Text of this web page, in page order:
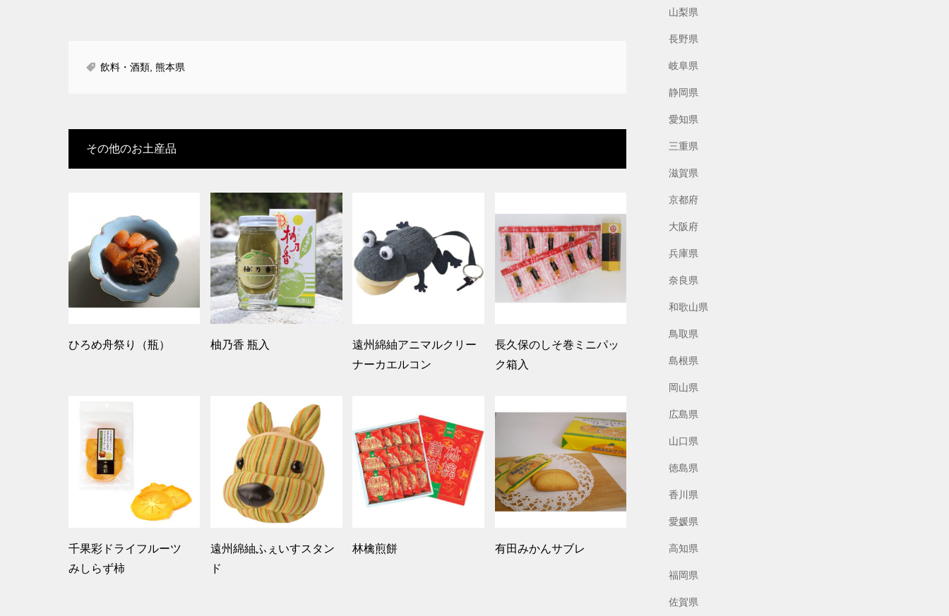
飲料・酒類 熊本県
その他のお土産品
ひろめ舟祭り（瓶） 柚乃香 瓶入
遠州綿紬アニマルクリー
ナーカエルコン
長久保のしそ巻ミニパッ
ク箱入
千果彩ドライフルーツ
みしらず柿
遠州綿紬ふぇいすスタン
ド
林檎煎餅 有田みかんサブレ
山梨県
長野県
岐阜県
静岡県
愛知県
三重県
滋賀県
京都府
大阪府
兵庫県
奈良県
和歌山県
鳥取県
島根県
岡山県
広島県
山口県
徳島県
香川県
愛媛県
高知県
福岡県
佐賀県